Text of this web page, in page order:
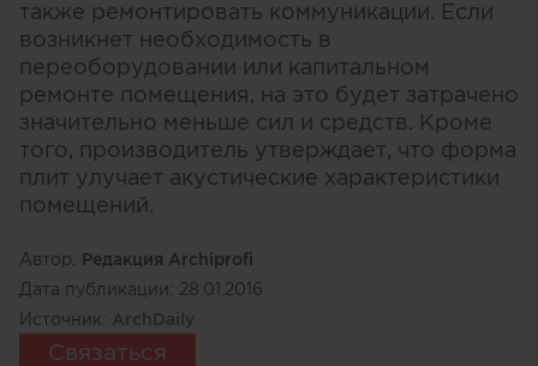
также ремонтировать коммуникации. Если
возникнет необходимость в
переоборудовании или капитальном
ремонте помещения, на это будет затрачено
значительно меньше сил и средств. Кроме
того, производитель утверждает, что форма
плит улучает акустические характеристики
помещений.
Автор: Редакция Archiprofi
Дата публикации: 28.01.2016
Источник: ArchDaily
Связаться